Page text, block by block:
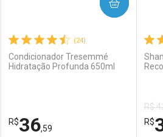
(24)
Condicionador Tresemmé
Hidratação Profunda 650ml
R$36,59
COMPRAR
R$
R$